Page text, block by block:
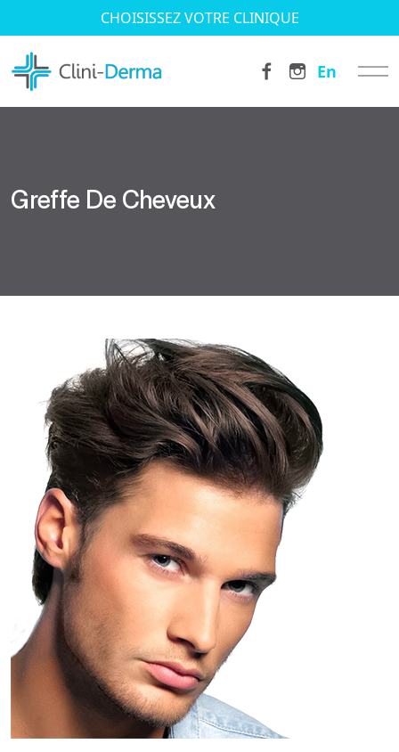
CHOISISSEZ VOTRE CLINIQUE
En
Greffe De Cheveux